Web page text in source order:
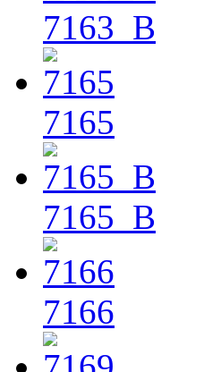
7163_B
7165
7165_B
7166